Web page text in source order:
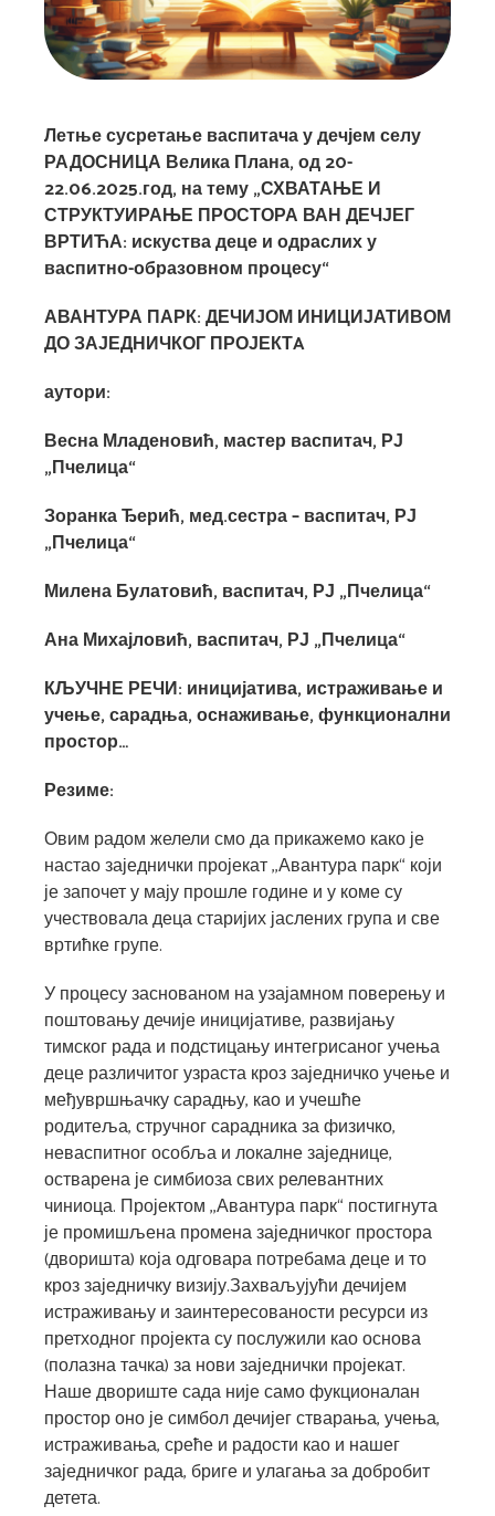
Летње сусретање васпитача у дечјем селу
РАДОСНИЦА Велика Плана, од 20-
22.06.2025.год, на тему „СХВАТАЊЕ И
СТРУКТУИРАЊЕ ПРОСТОРА ВАН ДЕЧЈЕГ
ВРТИЋА: искуства деце и одраслих у
васпитно-образовном процесу“
АВАНТУРА ПАРК: ДЕЧИЈОМ ИНИЦИЈАТИВОМ
ДО ЗАЈЕДНИЧКОГ ПРОЈЕКТA
аутори:
Весна Младеновић, мастер васпитач, РЈ
„Пчелица“
Зоранка Ђерић, мед.сестра – васпитач, РЈ
„Пчелица“
Милена Булатовић, васпитач, РЈ „Пчелица“
Ана Михајловић, васпитач, РЈ „Пчелица“
КЉУЧНЕ РЕЧИ: иницијатива, истраживање и
учење, сарадња,оснаживање,функционални
простор…
Резиме:
Овим радом желели смо да прикажемо како је
настао заједнички пројекат ,,Авантура парк“ који
је започет у мају прошле године и у коме су
учествовала деца старијих јаслених група и све
вртићке групе.
У процесу заснованом на узајамном поверењу и
поштовању дечије иницијативе, развијању
тимског рада и подстицању интегрисаног учења
деце различитог узраста кроз заједничко учење и
међувршњачку сарадњу, као и учешће
родитеља, стручног сарадника за физичко,
неваспитног особља и локалне заједнице,
остварена је симбиоза свих релевантних
чиниоца. Пројектом ,,Авантура парк“ постигнута
је промишљена промена заједничког простора
(дворишта) која одговара потребама деце и то
кроз заједничку визију.Захваљујући дечијем
истраживању и заинтересованости ресурси из
претходног пројекта су послужили као основа
(полазна тачка) за нови заједнички пројекат.
Наше двориште сада није само фукционалан
простор оно је симбол дечијег стварања, учења,
истраживања, среће и радости као и нашег
заједничког рада, бриге и улагања за добробит
детета.